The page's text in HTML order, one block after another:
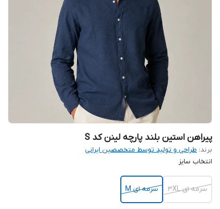
پیراهن استین بلند پارچه لینن کد S
برند: طراحی و تولید توسط متخصصین ایرانی
انتخاب سایز
سرمه ای 3XL سرمه ای M